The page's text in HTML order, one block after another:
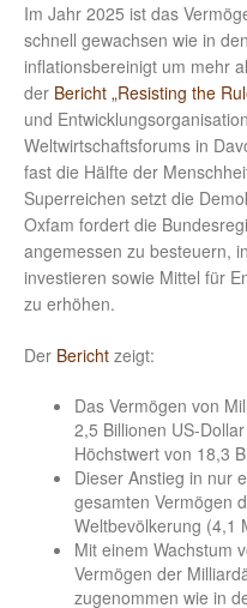
Im Jahr 2025 ist das
schnell gewachsen wie in
inflationsbereinigt um mehr
der Bericht „Resisting the
und
Weltwirtschaftsforums in
fast die Hälfte der
Superreichen setzt die
Oxfam fordert die
angemessen zu besteuern,
investieren sowie Mittel für
zu erhöhen.
Der Bericht zeigt:
Das Vermögen von
2,5 Billionen US-
Höchstwert von 18,3
Dieser Anstieg in nur
gesamten Vermögen
Weltbevölkerung (4,1
Mit einem Wachstum
Vermögen der
zugenommen wie in